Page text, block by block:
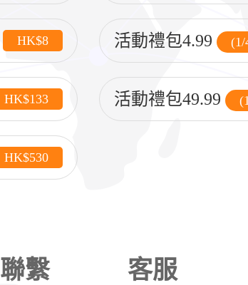
HK$8 活動禮包4.99
HK$133 活動禮包49.99
HK$530
聯繫 客服